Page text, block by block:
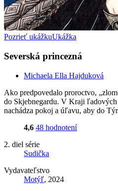
Pozrieť ukážkuUkážka
Severská princezná
Michaela Ella Hajduková
Ako predpovedalo proroctvo,
do Skjebnegardu. V Kraji
nachádza pokoj a úľavu, aby do
4,6 48 hodnotení
2. diel série
Sudička
Vydavateľstvo
Motýľ, 2024